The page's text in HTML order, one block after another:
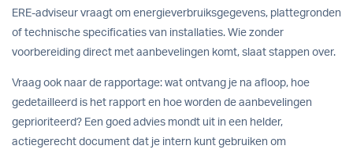
ERE-adviseur vraagt om energieverbruiksgegevens, plattegronden
of technische specificaties van installaties. Wie zonder
voorbereiding direct met aanbevelingen komt, slaat stappen over.
Vraag ook naar de rapportage: wat ontvang je na afloop, hoe
gedetailleerd is het rapport en hoe worden de aanbevelingen
geprioriteerd? Een goed advies mondt uit in een helder,
actiegerecht document dat je intern kunt gebruiken om